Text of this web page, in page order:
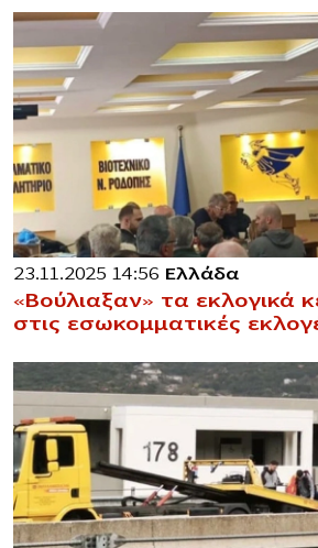
23.11.2025 14:56 Ελλάδα
«Βούλιαξαν» τα εκλογικά
στις εσωκομματικές